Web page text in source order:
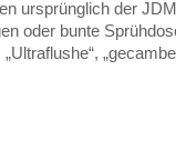
ursprünglich der
oder bunte